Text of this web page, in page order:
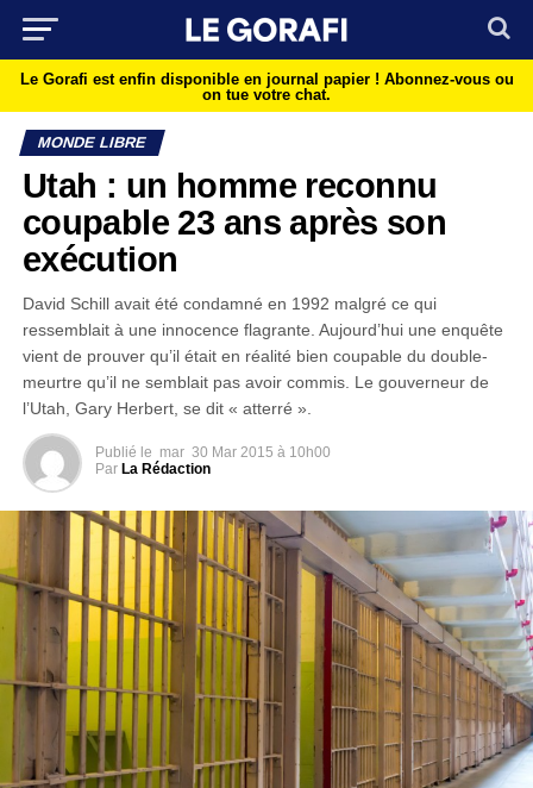
Le Gorafi est enfin disponible en journal papier ! Abonnez-vous ou
on tue votre chat.
MONDE LIBRE
Utah : un homme reconnu
coupable 23 ans après son
exécution
David Schill avait été condamné en 1992 malgré ce qui
ressemblait à une innocence flagrante. Aujourd’hui une enquête
vient de prouver qu’il était en réalité bien coupable du double-
meurtre qu’il ne semblait pas avoir commis. Le gouverneur de
l’Utah, Gary Herbert, se dit « atterré ».
Publié le mar 30 Mar 2015 à 10h00
Par La Rédaction